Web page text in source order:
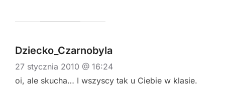
Dziecko_Czarnobyla
27 stycznia 2010 @ 16:24
oi, ale skucha… I wszyscy tak u Ciebie w klasie.